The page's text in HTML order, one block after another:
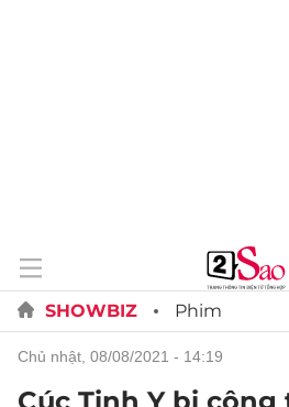
SHOWBIZ Phim
chủ nhật, 08/08/2021 - 14:19